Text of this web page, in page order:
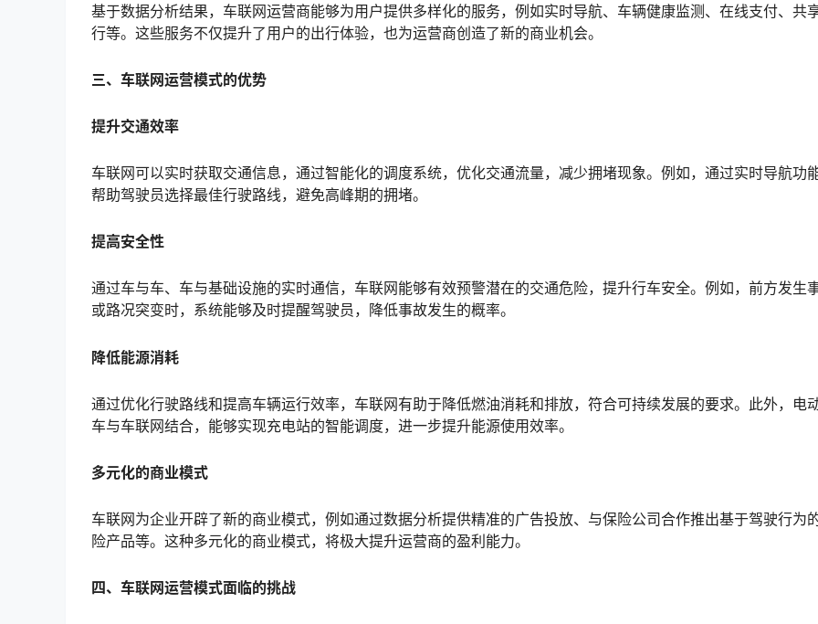
基于数据分析结果，车联网运营商能够为用户提供多样化的服务，例如实时导航、车辆健康监测、在线支付、共
行等。这些服务不仅提升了用户的出行体验，也为运营商创造了新的商业机会。
三、车联网运营模式的优势
提升交通效率
车联网可以实时获取交通信息，通过智能化的调度系统，优化交通流量，减少拥堵现象。例如，通过实时导航功能
帮助驾驶员选择最佳行驶路线，避免高峰期的拥堵。
提高安全性
通过车与车、车与基础设施的实时通信，车联网能够有效预警潜在的交通危险，提升行车安全。例如，前方发生
或路况突变时，系统能够及时提醒驾驶员，降低事故发生的概率。
降低能源消耗
通过优化行驶路线和提高车辆运行效率，车联网有助于降低燃油消耗和排放，符合可持续发展的要求。此外，电
车与车联网结合，能够实现充电站的智能调度，进一步提升能源使用效率。
多元化的商业模式
车联网为企业开辟了新的商业模式，例如通过数据分析提供精准的广告投放、与保险公司合作推出基于驾驶行为
险产品等。这种多元化的商业模式，将极大提升运营商的盈利能力。
四、车联网运营模式面临的挑战